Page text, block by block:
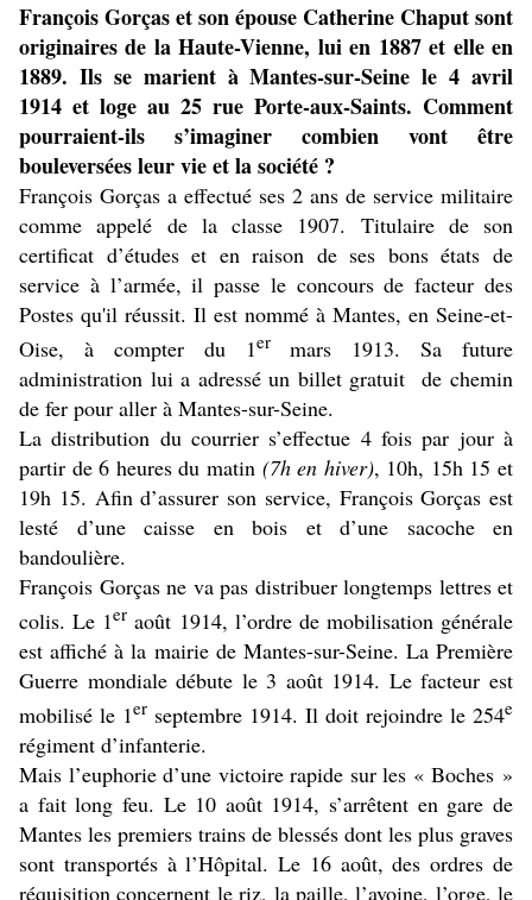
François Gorças et son épouse Catherine Chaput sont
originaires de la Haute-Vienne, lui en 1887 et elle en
1889. Ils se marient à Mantes-sur-Seine le 4 avril
1914 et loge au 25 rue Porte-aux-Saints. Comment
pourraient-ils s’imaginer combien vont être
bouleversées leur vie et la société ?
François Gorças a effectué ses 2 ans de service militaire
comme appelé de la classe 1907. Titulaire de son
certificat d’études et en raison de ses bons états de
service à l’armée, il passe le concours de facteur des
Postes qu'il réussit. Il est nommé à Mantes, en Seine-et-
Oise, à compter du 1ermars 1913. Sa future
administration lui a adressé un billet gratuit de chemin
de fer pour aller à Mantes-sur-Seine.
La distribution du courrier s’effectue 4 fois par jour à
partir de 6 heures du matin (7h en hiver), 10h, 15h 15 et
19h 15. Afin d’assurer son service, François Gorças est
lesté d’une caisse en bois et d’une sacoche en
bandoulière.
François Gorças ne va pas distribuer longtemps lettres et
colis. Le 1er août 1914, l’ordre de mobilisation générale
est affiché à la mairie de Mantes-sur-Seine. La Première
Guerre mondiale débute le 3 août 1914. Le facteur est
mobilisé le 1er septembre 1914. Il doit rejoindre le 254e
régiment d’infanterie.
Mais l’euphorie d’une victoire rapide sur les « Boches »
a fait long feu. Le 10 août 1914, s’arrêtent en gare de
Mantes les premiers trains de blessés dont les plus graves
sont transportés à l’Hôpital. Le 16 août, des ordres de
réquisition concernent le riz, la paille, l’avoine, l’orge, le